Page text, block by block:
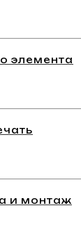
элемента
и монтаж